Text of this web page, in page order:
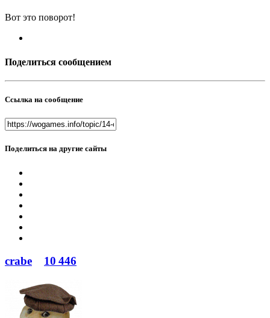
Вот это поворот!
Поделиться сообщением
Ссылка на сообщение
Поделиться на другие сайты
crabe 10 446